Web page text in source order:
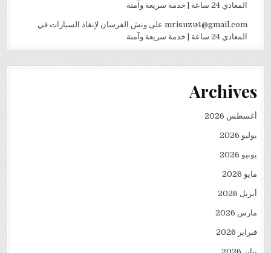
المعادي 24 ساعة | خدمة سريعة وآمنة
mrisuzu4@gmail.comعلى ونش الفرسان لإنقاذ السيارات في
المعادي 24 ساعة | خدمة سريعة وآمنة
Archives
أغسطس 2026
يوليو 2026
يونيو 2026
مايو 2026
أبريل 2026
مارس 2026
فبراير 2026